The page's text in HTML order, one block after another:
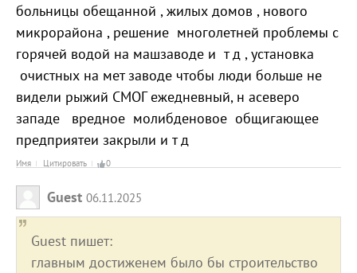
больницы обещанной , жилых домов , нового
микрорайона , решение многолетней проблемы с
горячей водой на машзаводе и т д , установка
очистных на мет заводе чтобы люди больше не
видели рыжий СМОГ ежедневный, н асеверо
западе вредное молибденовое общигающее
предприятеи закрыли и т д
Имя Цитировать 0
Guest 06.11.2025
Guest пишет:
главным достиженем было бы строительство